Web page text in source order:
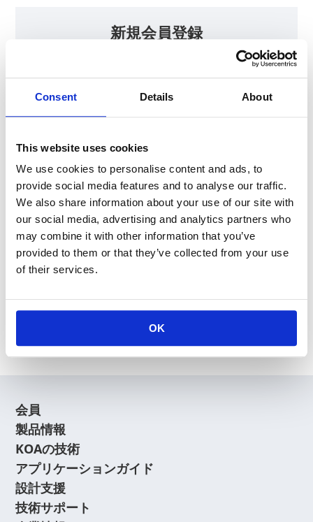
Consent Details About
This website uses cookies
We use cookies to personalise content and ads, to
provide social media features and to analyse our traffic.
We also share information about your use of our site with
our social media, advertising and analytics partners who
may combine it with other information that you’ve
provided to them or that they’ve collected from your use
of their services.
OK
新規会員登録
KOAの会員ページでは、回路設計等に​お役立ていただける最新情報
をご提供しております。​会員登録いただいた方には、各種ご案内を
メールにてお届けいたします。
【会員限定コンテンツ】
抵抗器 温度分布シミュレータ
最新技術セミナー動画・資料
KOA Thermal Design Technology
会員登録に関するよくあるご質問はこちら
会員
製品情報
KOAの技術
アプリケーションガイド
設計支援
技術サポート